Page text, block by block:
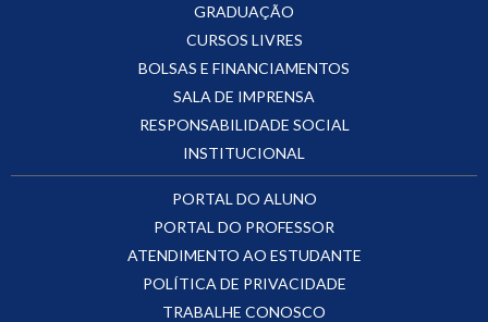
GRADUAÇÃO
CURSOS LIVRES
BOLSAS E FINANCIAMENTOS
SALA DE IMPRENSA
RESPONSABILIDADE SOCIAL
INSTITUCIONAL
PORTAL DO ALUNO
PORTAL DO PROFESSOR
ATENDIMENTO AO ESTUDANTE
POLÍTICA DE PRIVACIDADE
TRABALHE CONOSCO